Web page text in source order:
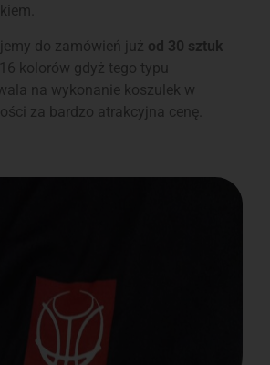
do zamówień już od 30 sztuk
kolorów gdyż tego typu
na wykonanie koszulek w
za bardzo atrakcyjna cenę.